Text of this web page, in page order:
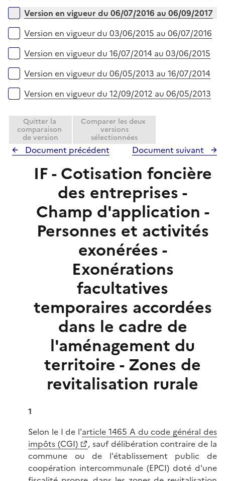
Version en vigueur du 06/07/2016 au 06/09/2017
Version en vigueur du 03/06/2015 au 06/07/2016
Version en vigueur du 16/07/2014 au 03/06/2015
Version en vigueur du 06/05/2013 au 16/07/2014
Version en vigueur du 12/09/2012 au 06/05/2013
Quitter la
comparaison
de version
Comparer les deux
versions
sélectionnées
Document précédent Document suivant
IF - Cotisation foncière
des entreprises -
Champ d'application -
Personnes et activités
exonérées -
Exonérations
facultatives
temporaires accordées
dans le cadre de
l'aménagement du
territoire - Zones de
revitalisation rurale
1
Selon le I de l'article 1465 A du code général des
impôts (CGI)
, sauf délibération contraire de la
commune ou de l'établissement public de
coopération intercommunale (EPCI) doté d'une